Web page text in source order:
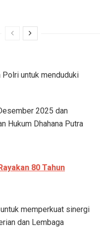
untuk menduduki
2025 dan
Hukum Dhahana Putra
80 Tahun
memperkuat sinergi
dan Lembaga